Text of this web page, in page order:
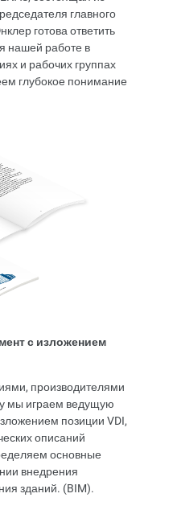
главного
готова ответить
нашей работе в
и рабочих группах
глубокое понимание
с изложением
производителями
мы играем ведущую
позиции VDI,
описаний
основные
внедрения
зданий. (BIM).